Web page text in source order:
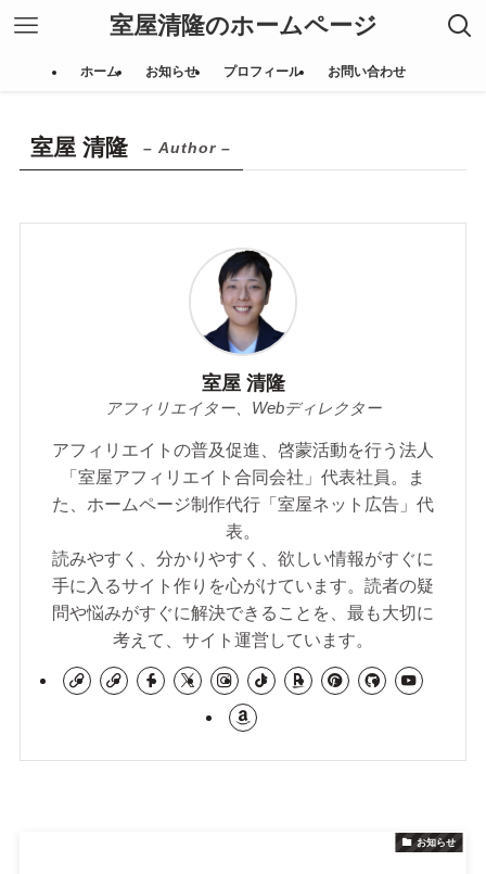
室屋清隆のホームページ
ホーム お知らせ プロフィール お問い合わせ
室屋 清隆 – Author –
室屋 清隆
アフィリエイター、Webディレクター
アフィリエイトの普及促進、啓蒙活動を行う法人
「室屋アフィリエイト合同会社」代表社員。ま
た、ホームページ制作代行「室屋ネット広告」代
表。
読みやすく、分かりやすく、欲しい情報がすぐに
手に入るサイト作りを心がけています。読者の疑
問や悩みがすぐに解決できることを、最も大切に
考えて、サイト運営しています。
お知らせ